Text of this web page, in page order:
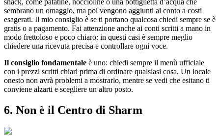
sembrano un omaggio, ma poi vengono aggiunti al conto a costi
esagerati. Il mio consiglio è se ti portano qualcosa chiedi sempre se è
gratis o a pagamento. Fai attenzione anche ai conti scritti a mano in
modo frettoloso e poco chiaro: in questi casi è sempre meglio
chiedere una ricevuta precisa e controllare ogni voce.
Il consiglio fondamentale è uno: chiedi sempre il menù ufficiale
con i prezzi scritti chiari prima di ordinare qualsiasi cosa. Un locale
onesto non avrà problemi a mostrarlo, mentre se vedi che esitano ti
conviene alzarti e scegliere un altro posto.
6. Non è il Centro di Sharm